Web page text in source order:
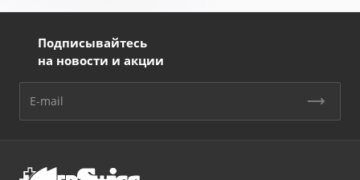
Подписывайтесь
на новости и акции